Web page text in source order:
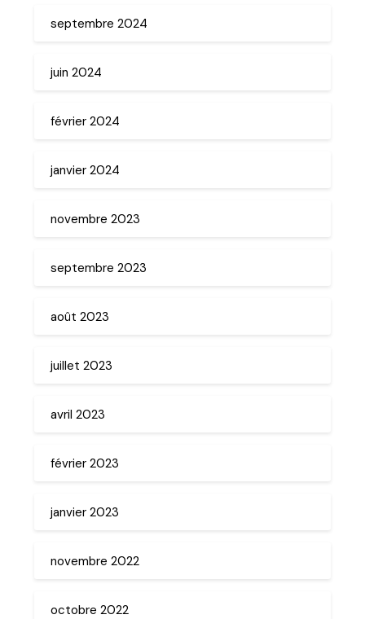
septembre 2024
juin 2024
février 2024
janvier 2024
novembre 2023
septembre 2023
août 2023
juillet 2023
avril 2023
février 2023
janvier 2023
novembre 2022
octobre 2022